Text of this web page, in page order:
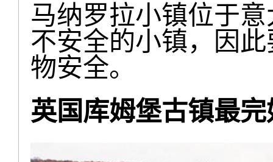
马纳罗拉小镇位于
不安全的小镇，因
物安全。
英国库姆堡古镇最